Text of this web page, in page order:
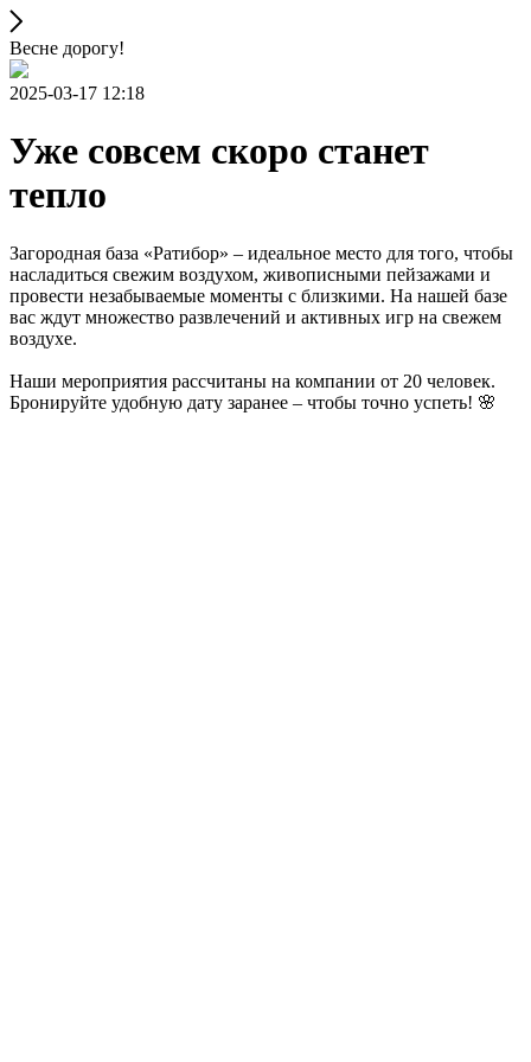
Весне дорогу!
2025-03-17 12:18
Уже совсем скоро станет
тепло
Загородная база «Ратибор» – идеальное место для того, чтобы
насладиться свежим воздухом, живописными пейзажами и
провести незабываемые моменты с близкими. На нашей базе
вас ждут множество развлечений и активных игр на свежем
воздухе.
Наши мероприятия рассчитаны на компании от 20 человек.
Бронируйте удобную дату заранее – чтобы точно успеть! 🌸